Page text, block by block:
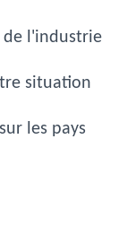
de l'industrie
situation
les pays